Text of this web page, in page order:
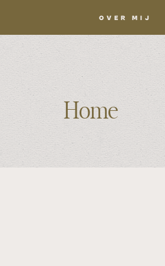
OVER MIJ
Home